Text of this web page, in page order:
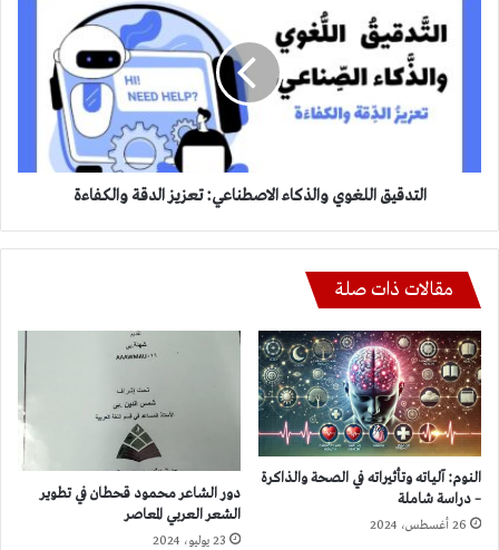
والذكاء
التدقيق اللغوي والذكاء الاصطناعي: تعزيز الدقة والكفاءة
مقالات ذات صلة
النوم: آلياته وتأثيراته في الصحة والذاكرة
– دراسة شاملة
26 أغسطس، 2024
دور الشاعر محمود قحطان في تطوير
الشعر العربي المعاصر
23 يوليو، 2024